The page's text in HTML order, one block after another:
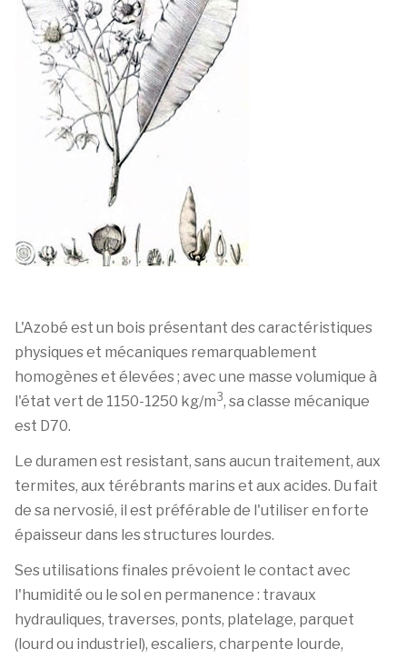
L'Azobé est un bois présentant des caractéristiques
physiques et mécaniques remarquablement
homogènes et élevées ; avec une masse volumique à
l'état vert de 1150-1250 kg/m3, sa classe mécanique
est D70.
Le duramen est resistant, sans aucun traitement, aux
termites, aux térébrants marins et aux acides. Du fait
de sa nervosié, il est préférable de l'utiliser en forte
épaisseur dans les structures lourdes.
Ses utilisations finales prévoient le contact avec
l'humidité ou le sol en permanence : travaux
hydrauliques, traverses, ponts, platelage, parquet
(lourd ou industriel), escaliers, charpente lourde,